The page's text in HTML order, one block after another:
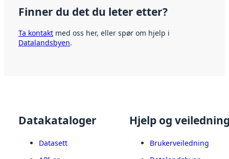
Finner du det du leter etter?
Ta kontakt med oss her, eller spør om hjelp i
Datalandsbyen.
Datakataloger
Datasett
Hjelp og
Brukerveiledning